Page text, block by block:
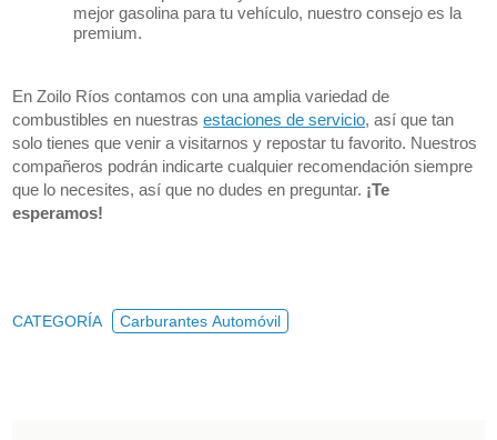
mejor gasolina para tu vehículo, nuestro consejo es la
premium.
En Zoilo Ríos contamos con una amplia variedad de
combustibles en nuestrasestaciones de servicio, así que tan
solo tienes que venir a visitarnos y repostar tu favorito. Nuestros
compañeros podrán indicarte cualquier recomendación siempre
que lo necesites, así que no dudes en preguntar. ¡Te
esperamos!
CATEGORÍA Carburantes Automóvil